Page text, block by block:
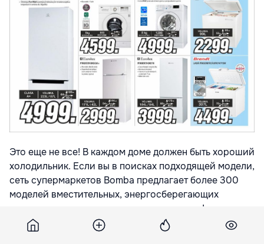
Это еще не все! В каждом доме должен быть хороший
холодильник. Если вы в поисках подходящей модели,
сеть супермаркетов Bomba предлагает более 300
моделей вместительных, энергосберегающих
холодильников по лучшим ценам в стране!
Например,
холодильник Indesit
по супер цене – 4999